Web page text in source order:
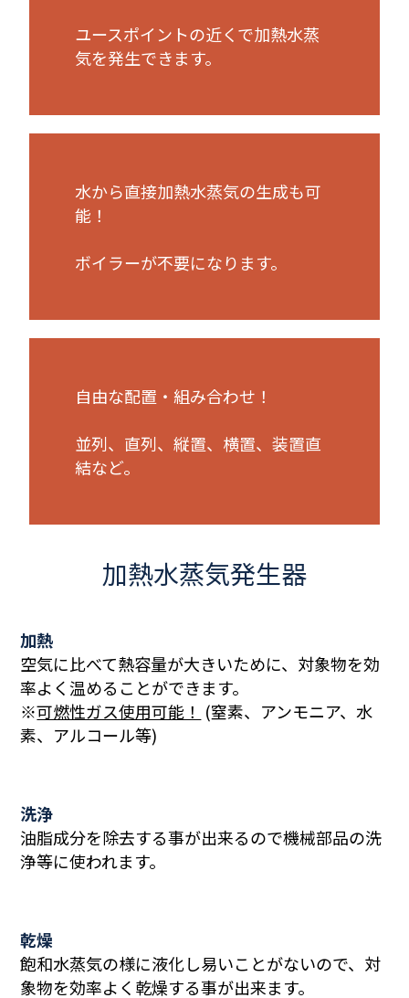
ユースポイントの近くで加熱水蒸
気を発生できます。
水から直接加熱水蒸気の生成も可
能！
ボイラーが不要になります。
自由な配置・組み合わせ！
並列、直列、縦置、横置、装置直
結など。
加熱水蒸気発生器
加熱
空気に比べて熱容量が大きいために、対象物を効
率よく温めることができます。
※可燃性ガス使用可能！ (窒素、アンモニア、水
素、アルコール等)
洗浄
油脂成分を除去する事が出来るので機械部品の洗
浄等に使われます。
乾燥
飽和水蒸気の様に液化し易いことがないので、対
象物を効率よく乾燥する事が出来ます。